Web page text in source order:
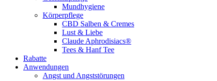
Mundhygiene
Körperpflege
CBD Salben & Cremes
Lust & Liebe
Claude Aphrodisiacs®
Tees & Hanf Tee
Rabatte
Anwendungen
Angst und Angststörungen